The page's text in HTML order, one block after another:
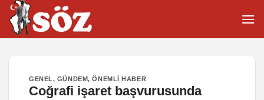
İçeriğe
atla
GENEL, GÜNDEM,ÖNEMLI HABER
Coğrafi işaret başvurusunda